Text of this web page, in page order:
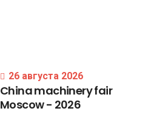
26 августа 2026
Chinamachineryfair
Moscow- 2026